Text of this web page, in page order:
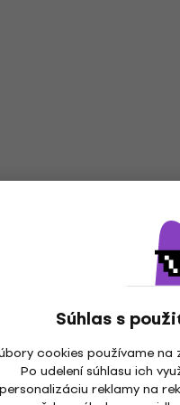
Súhlas s
cookies používame
Po udelení súhlasu ich
personalizáciu reklamy na